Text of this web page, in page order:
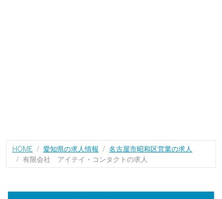
HOME 愛知県の求人情報
名古屋市昭和区営業の求人
有限会社 アイテイ・コンタクトの求人